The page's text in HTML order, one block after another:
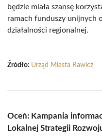
będzie miała szansę
ramach funduszy unijnych
działalności regionalnej.
Źródło: Urząd Miasta Rawicz
Oceń: Kampania
Lokalnej Strategii